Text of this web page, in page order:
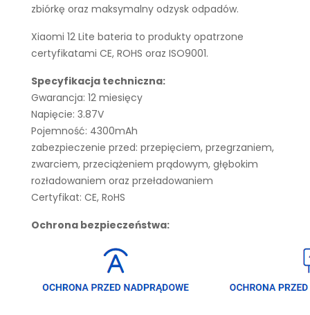
zbiórkę oraz maksymalny odzysk odpadów.
Xiaomi 12 Lite bateria to produkty opatrzone
certyfikatami CE, ROHS oraz ISO9001.
Specyfikacja techniczna:
Gwarancja: 12 miesięcy
Napięcie: 3.87V
Pojemność: 4300mAh
zabezpieczenie przed: przepięciem, przegrzaniem,
zwarciem, przeciążeniem prądowym, głębokim
rozładowaniem oraz przeładowaniem
Certyfikat: CE, RoHS
Ochrona bezpieczeństwa: